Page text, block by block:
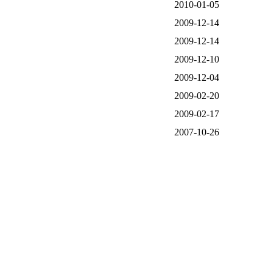
2010-01-05
2009-12-14
2009-12-14
2009-12-10
2009-12-04
2009-02-20
2009-02-17
2007-10-26